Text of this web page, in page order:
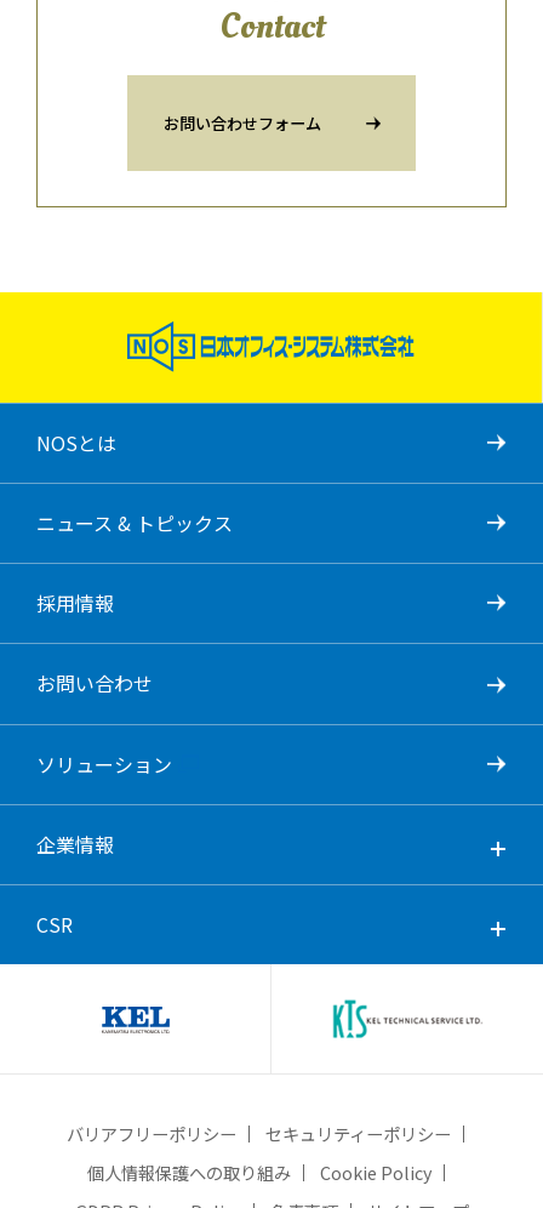
Contact
お問い合わせフォーム
NOSとは
ニュース & トピックス
採用情報
お問い合わせ
ソリューション
企業情報
CSR
バリアフリーポリシー
セキュリティーポリシー
個人情報保護への取り組み
Cookie Policy